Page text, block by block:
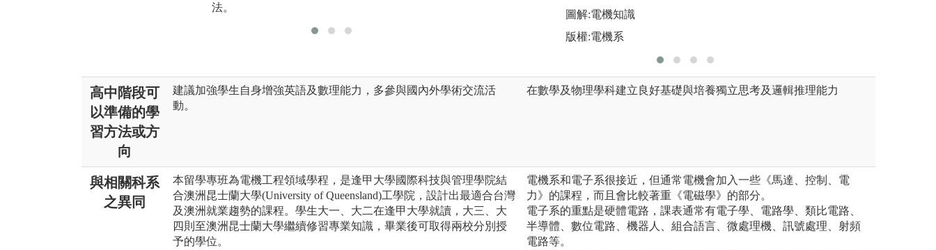
法。
留學環境。
圖解:電機知識
版權:電機系
高中階段可
以準備的學
習方法或方
向
建議加強學生自身增強英語及數理能力，多參與國內外學術交流活
動。
在數學及物理學科建立良好基礎與培養獨立思考及邏輯推理能力
與相關科系
之異同
本留學專班為電機工程領域學程，是逢甲大學國際科技與管理學院結
合澳洲昆士蘭大學(University of Queensland)工學院，設計出最適合台灣
及澳洲就業趨勢的課程。學生大一、大二在逢甲大學就讀，大三、大
四則至澳洲昆士蘭大學繼續修習專業知識，畢業後可取得兩校分別授
予的學位。
電機系和電子系很接近，但通常電機會加入一些《馬達、控制、電
力》的課程，而且會比較著重《電磁學》的部分。
電子系的重點是硬體電路，課表通常有電子學、電路學、類比電路、
半導體、數位電路、機器人、組合語言、微處理機、訊號處理、射頻
電路等。